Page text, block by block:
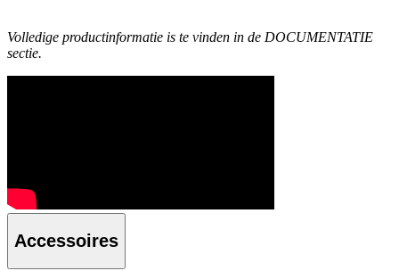
Volledige productinformatie is te vinden in de DOCUMENTATIE
sectie.
Accessoires